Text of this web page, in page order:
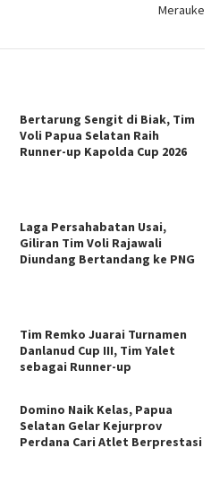
Merauke
​Bertarung Sengit di Biak, Tim
Voli Papua Selatan Raih
Runner-up Kapolda Cup 2026
Laga Persahabatan Usai,
Giliran Tim Voli Rajawali
Diundang Bertandang ke PNG
Tim Remko Juarai Turnamen
Danlanud Cup III, Tim Yalet
sebagai Runner-up
Domino Naik Kelas, Papua
Selatan Gelar Kejurprov
Perdana Cari Atlet Berprestasi